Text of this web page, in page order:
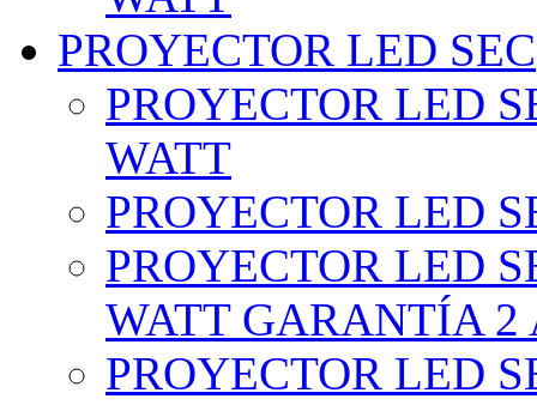
PROYECTOR LED SEC
PROYECTOR LED
WATT
PROYECTOR LED
PROYECTOR LED
WATT GARANTÍA 2
PROYECTOR LED